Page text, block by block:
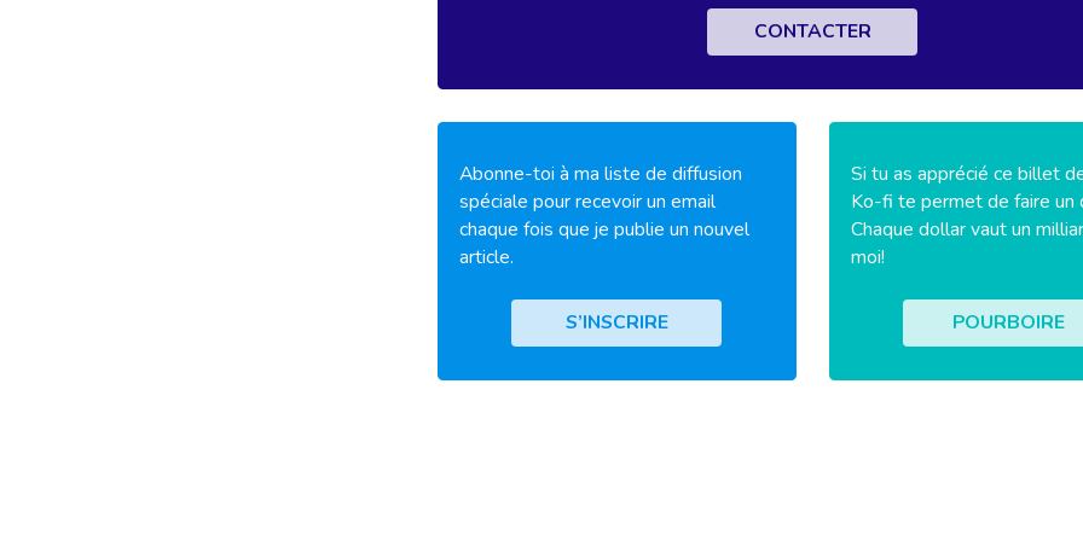
CONTACTER
Abonne-toi à ma liste de diffusion
spéciale pour recevoir un email
chaque fois que je publie un nouvel
article.
S’INSCRIRE
Si tu as apprécié ce billet
Ko-fi te permet de faire un
Chaque dollar vaut un
moi!
POURBOIRE